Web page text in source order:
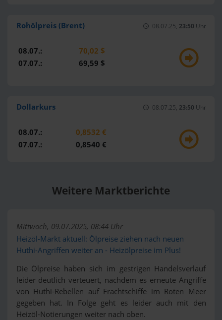
Rohölpreis (Brent) 08.07.25, 23:50 Uhr
08.07.:
70,02 $
07.07.:
69,59 $
Dollarkurs 08.07.25, 23:50 Uhr
08.07.:
0,8532 €
07.07.:
0,8540 €
Weitere Marktberichte
Mittwoch, 09.07.2025, 08:44 Uhr
Heizöl-Markt aktuell: Ölpreise ziehen nach neuen
Huthi-Angriffen weiter an - Heizölpreise im Plus!
Die Ölpreise haben sich im gestrigen Handelsverlauf
leider deutlich verteuert, nachdem es erneute Angriffe
von Huthi-Rebellen auf Frachtschiffe im Roten Meer
gegeben hat. In Folge geht es leider auch mit den
Heizöl-Notierungen weiter nach oben.